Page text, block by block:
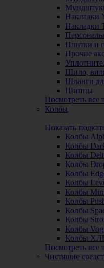
Накладки
Накладки
Плитки и
Прочие
Шило,
Шланги
Щипцы
Посмотреть все
Колбы
Показать
Колбы
Колбы
Колбы
Колбы
Колбы
Колбы
Колбы
Колбы
Колбы
Колбы
Колбы
Колбы
Посмотреть все
Чистящие